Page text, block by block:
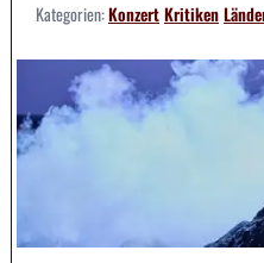
Kategorien:KonzertKritiken